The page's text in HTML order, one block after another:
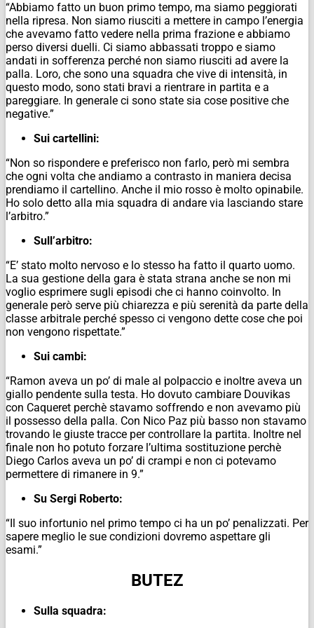
“Abbiamo fatto un buon primo tempo, ma siamo peggiorati
nella ripresa. Non siamo riusciti a mettere in campo l’energia
che avevamo fatto vedere nella prima frazione e abbiamo
perso diversi duelli. Ci siamo abbassati troppo e siamo
andati in sofferenza perché non siamo riusciti ad avere la
palla. Loro, che sono una squadra che vive di intensità, in
questo modo, sono stati bravi a rientrare in partita e a
pareggiare. In generale ci sono state sia cose positive che
negative.”
Sui cartellini:
“Non so rispondere e preferisco non farlo, però mi sembra
che ogni volta che andiamo a contrasto in maniera decisa
prendiamo il cartellino. Anche il mio rosso è molto opinabile.
Ho solo detto alla mia squadra di andare via lasciando stare
l’arbitro.”
Sull’arbitro:
“E’ stato molto nervoso e lo stesso ha fatto il quarto uomo.
La sua gestione della gara è stata strana anche se non mi
voglio esprimere sugli episodi che ci hanno coinvolto. In
generale però serve più chiarezza e più serenità da parte della
classe arbitrale perché spesso ci vengono dette cose che poi
non vengono rispettate.”
Sui cambi:
“Ramon aveva un po’ di male al polpaccio e inoltre aveva un
giallo pendente sulla testa. Ho dovuto cambiare Douvikas
con Caqueret perchè stavamo soffrendo e non avevamo più
il possesso della palla. Con Nico Paz più basso non stavamo
trovando le giuste tracce per controllare la partita. Inoltre nel
finale non ho potuto forzare l’ultima sostituzione perchè
Diego Carlos aveva un po’ di crampi e non ci potevamo
permettere di rimanere in 9.”
Su Sergi Roberto:
“Il suo infortunio nel primo tempo ci ha un po’ penalizzati. Per
sapere meglio le sue condizioni dovremo aspettare gli
esami.”
BUTEZ
Sulla squadra: